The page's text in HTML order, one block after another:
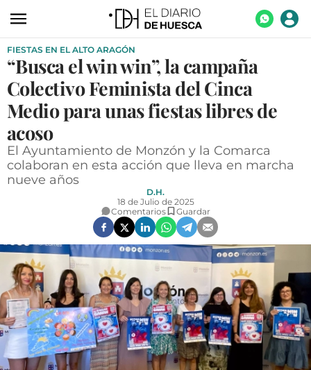
ACTUALIDAD
ECONOMÍA
TECNOLOGÍA
TURISMO
AGROALIMENTACIÓN
DEPORTES
OPINIÓN
GALERÍAS
VÍDEOS
CONTACTAR
FIESTAS EN EL ALTO ARAGÓN
FIESTAS EN EL ALTO ARAGÓN
“Busca el win win”, la campaña
Colectivo Feminista del Cinca
Medio para unas fiestas libres de
acoso
El Ayuntamiento de Monzón y la Comarca
colaboran en esta acción que lleva en marcha
nueve años
D.H.
18 de Julio de 2025
Comentarios
Guardar